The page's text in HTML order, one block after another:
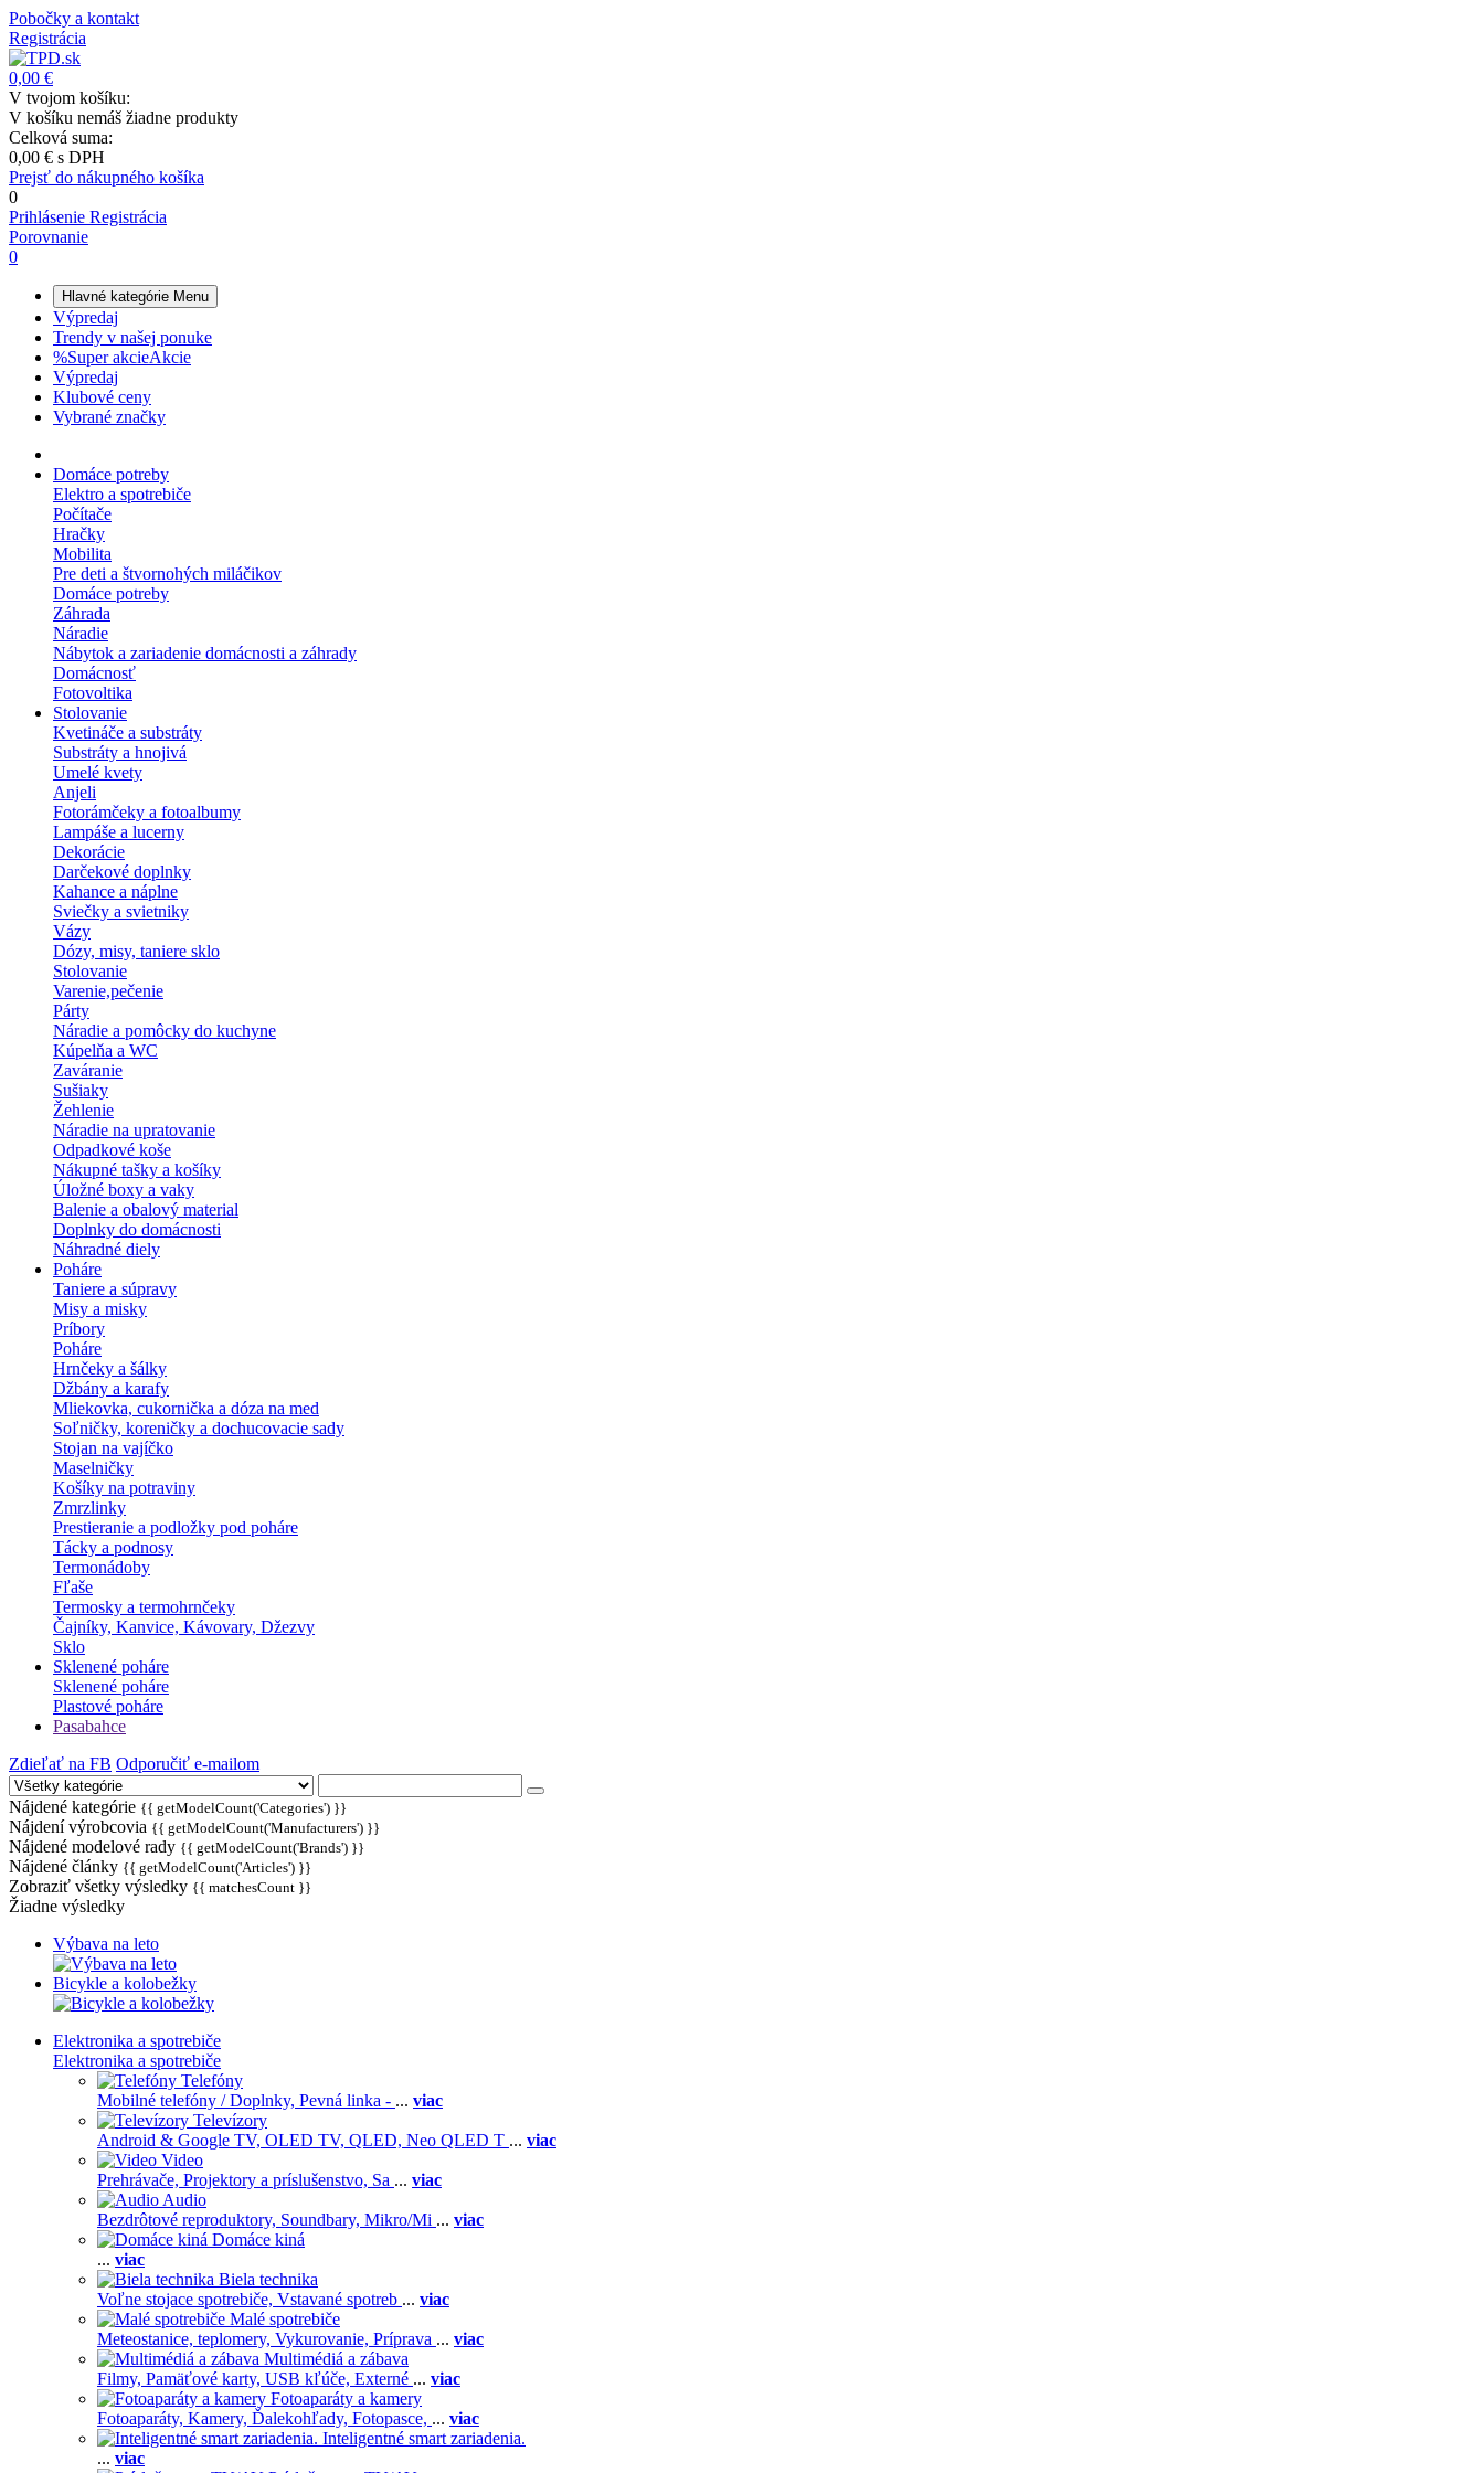
Pobočky a kontakt
Registrácia
0,00 €
V tvojom košíku:
V košíku nemáš žiadne produkty
Celková suma:
0,00 € s DPH
Prejsť do nákupného košíka
0
Prihlásenie Registrácia
Porovnanie
0
Hlavné kategórie Menu
Výpredaj
Trendy v našej ponuke
%Super akcieAkcie
Výpredaj
Klubové ceny
Vybrané značky
Domáce potreby
Elektro a spotrebiče
Počítače
Hračky
Mobilita
Pre deti a štvornohých miláčikov
Domáce potreby
Záhrada
Náradie
Nábytok a zariadenie domácnosti a záhrady
Domácnosť
Fotovoltika
Stolovanie
Kvetináče a substráty
Substráty a hnojivá
Umelé kvety
Anjeli
Fotorámčeky a fotoalbumy
Lampáše a lucerny
Dekorácie
Darčekové doplnky
Kahance a náplne
Sviečky a svietniky
Vázy
Dózy, misy, taniere sklo
Stolovanie
Varenie,pečenie
Párty
Náradie a pomôcky do kuchyne
Kúpelňa a WC
Zaváranie
Sušiaky
Žehlenie
Náradie na upratovanie
Odpadkové koše
Nákupné tašky a košíky
Úložné boxy a vaky
Balenie a obalový material
Doplnky do domácnosti
Náhradné diely
Poháre
Taniere a súpravy
Misy a misky
Príbory
Poháre
Hrnčeky a šálky
Džbány a karafy
Mliekovka, cukornička a dóza na med
Soľničky, koreničky a dochucovacie sady
Stojan na vajíčko
Maselničky
Košíky na potraviny
Zmrzlinky
Prestieranie a podložky pod poháre
Tácky a podnosy
Termonádoby
Fľaše
Termosky a termohrnčeky
Čajníky, Kanvice, Kávovary, Džezvy
Sklo
Sklenené poháre
Sklenené poháre
Plastové poháre
Pasabahce
Zdieľať na FB Odporučiť e-mailom
Nájdené kategórie {{ getModelCount('Categories') }}
Nájdení výrobcovia {{ getModelCount('Manufacturers') }}
Nájdené modelové rady {{ getModelCount('Brands') }}
Nájdené články {{ getModelCount('Articles') }}
Zobraziť všetky výsledky {{ matchesCount }}
Žiadne výsledky
Výbava na leto
Bicykle a kolobežky
Elektronika a spotrebiče
Elektronika a spotrebiče
Telefóny
Mobilné telefóny / Doplnky, Pevná linka - ... viac
Televízory
Android & Google TV, OLED TV, QLED, Neo QLED T ... viac
Video
Prehrávače, Projektory a príslušenstvo, Sa ... viac
Audio
Bezdrôtové reproduktory, Soundbary, Mikro/Mi ... viac
Domáce kiná
... viac
Biela technika
Voľne stojace spotrebiče, Vstavané spotreb ... viac
Malé spotrebiče
Meteostanice, teplomery, Vykurovanie, Príprava ... viac
Multimédiá a zábava
Filmy, Pamäťové karty, USB kľúče, Externé ... viac
Fotoaparáty a kamery
Fotoaparáty, Kamery, Ďalekohľady, Fotopasce, ... viac
Inteligentné smart zariadenia.
... viac